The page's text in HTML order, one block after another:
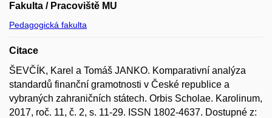
Fakulta / Pracoviště MU
Pedagogická fakulta
Citace
ŠEVČÍK, Karel a Tomáš JANKO. Komparativní analýza
standardů finanční gramotnosti v České republice a
vybraných zahraničních státech. Orbis Scholae. Karolinum,
2017, roč. 11, č. 2, s. 11-29. ISSN 1802-4637. Dostupné z: